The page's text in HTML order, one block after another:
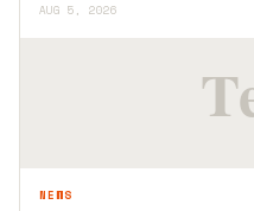
AUG 5, 2026
NEWS